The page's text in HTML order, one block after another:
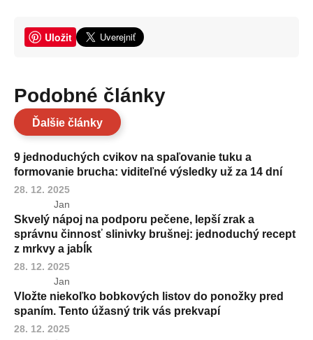
Uložit
Podobné články
Ďalšie články
9 jednoduchých cvikov na spaľovanie tuku a
formovanie brucha: viditeľné výsledky už za 14 dní
28. 12. 2025
Jan
Skvelý nápoj na podporu pečene, lepší zrak a
správnu činnosť slinivky brušnej: jednoduchý recept
z mrkvy a jabĺk
28. 12. 2025
Jan
Vložte niekoľko bobkových listov do ponožky pred
spaním. Tento úžasný trik vás prekvapí
28. 12. 2025